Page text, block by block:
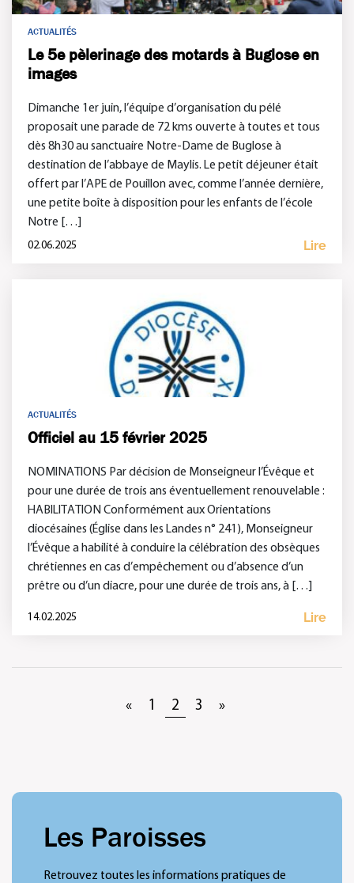
ACTUALITÉS
Le 5e pèlerinage des motards à Buglose en
images
Dimanche 1er juin, l’équipe d’organisation du pélé
proposait une parade de 72 kms ouverte à toutes et tous
dès 8h30 au sanctuaire Notre-Dame de Buglose à
destination de l’abbaye de Maylis. Le petit déjeuner était
offert par l’APE de Pouillon avec, comme l’année dernière,
une petite boîte à disposition pour les enfants de l’école
Notre […]
02.06.2025 Lire
ACTUALITÉS
Officiel au 15 février 2025
NOMINATIONS Par décision de Monseigneur l’Évêque et
pour une durée de trois ans éventuellement renouvelable :
HABILITATION Conformément aux Orientations
diocésaines (Église dans les Landes n° 241), Monseigneur
l’Évêque a habilité à conduire la célébration des obsèques
chrétiennes en cas d’empêchement ou d’absence d’un
prêtre ou d’un diacre, pour une durée de trois ans, à […]
14.02.2025 Lire
« 1 2 3 »
Les Paroisses
Retrouvez toutes les informations pratiques de